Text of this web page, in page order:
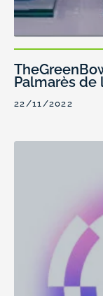
Palmarès de
22/11/2022